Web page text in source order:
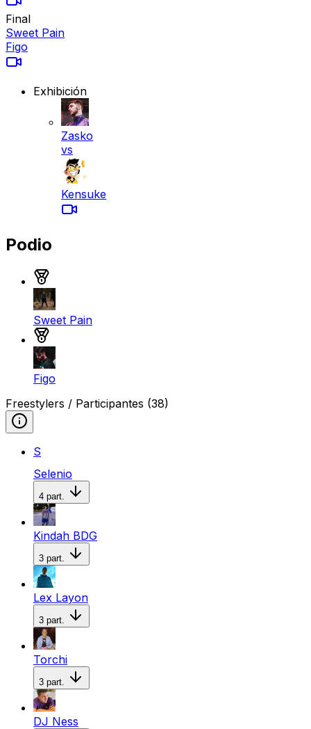
Final
Sweet Pain
Figo
Exhibición
Zasko
vs
Kensuke
Podio
Sweet Pain
Figo
Freestylers / Participantes (38)
S
Selenio
4 part.
Kindah BDG
3 part.
Lex Layon
3 part.
Torchi
3 part.
DJ Ness